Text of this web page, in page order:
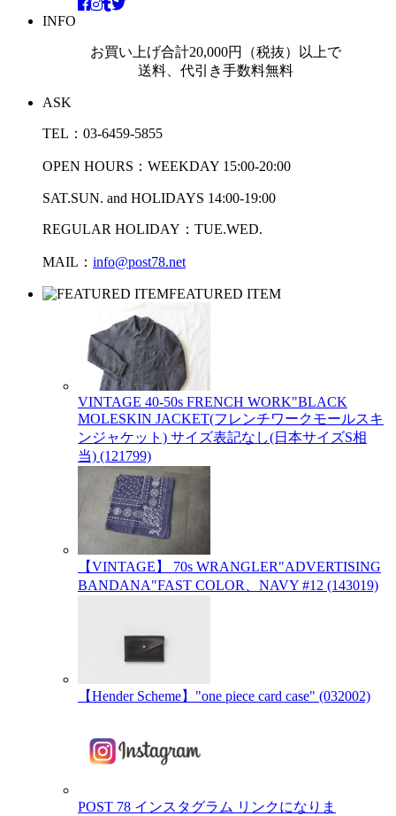
INFO
お買い上げ合計20,000円（税抜）以上で
送料、代引き手数料無料
ASK
TEL：03-6459-5855
OPEN HOURS：WEEKDAY 15:00-20:00
SAT.SUN. and HOLIDAYS 14:00-19:00
REGULAR HOLIDAY：TUE.WED.
MAIL： info@post78.net
FEATURED ITEM
VINTAGE 40-50s FRENCH WORK"BLACK
MOLESKIN JACKET(フレンチワークモールスキ
ンジャケット) サイズ表記なし(日本サイズS相
当) (121799)
【VINTAGE】 70s WRANGLER"ADVERTISING
BANDANA"FAST COLOR、NAVY #12 (143019)
【Hender Scheme】"one piece card case" (032002)
POST 78 インスタグラム リンクになりま